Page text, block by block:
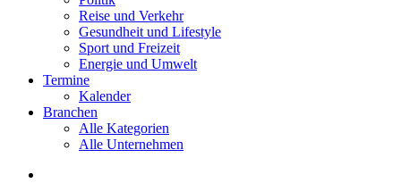
Reise und Verkehr
Gesundheit und Lifestyle
Sport und Freizeit
Energie und Umwelt
Termine
Kalender
Branchen
Alle Kategorien
Alle Unternehmen